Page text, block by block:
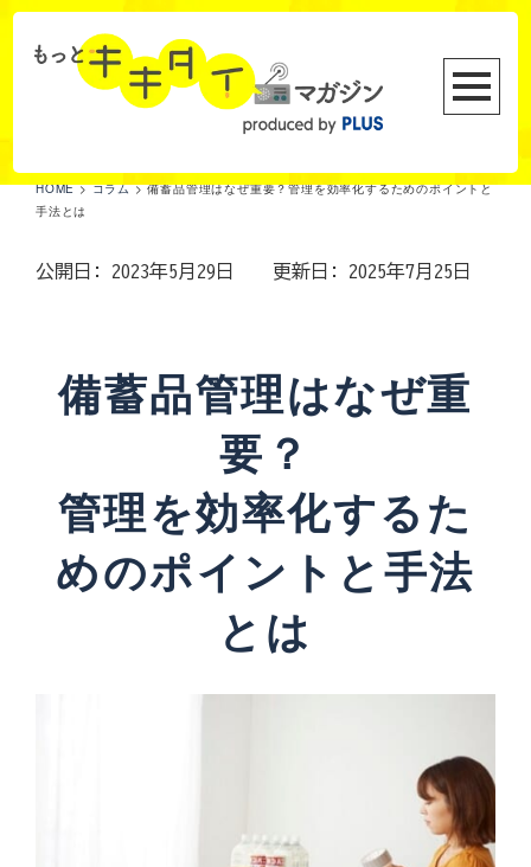
HOME>コラム>備蓄品管理はなぜ重要？管理を効率化するためのポイントと
手法とは
公開日: 2023年5月29日 更新日: 2025年7月25日
備蓄品管理はなぜ重
要？
管理を効率化するた
めのポイントと手法
とは